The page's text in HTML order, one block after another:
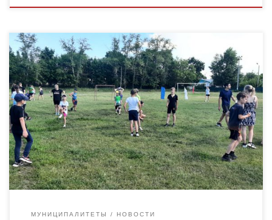
25 июня на стадионе г. Кирсанова состоялся городской
легкоатлетический кросс, посвященный Дню молодежи. В
данном мероприятии приняли участие 34 спортсмена (14
девочек и 19 мальчиков). […]
МУНИЦИПАЛИТЕТЫ НОВОСТИ